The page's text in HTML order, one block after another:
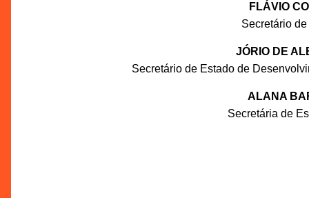
FLÁVIO
Secretário
JÓRIO DE
Secretário de Estado de
ALANA
Secretária de